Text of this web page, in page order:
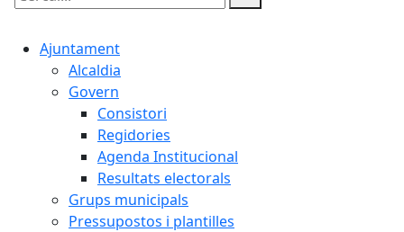
Cercar:
Ajuntament
Alcaldia
Govern
Consistori
Regidories
Agenda Institucional
Resultats electorals
Grups municipals
Pressupostos i plantilles